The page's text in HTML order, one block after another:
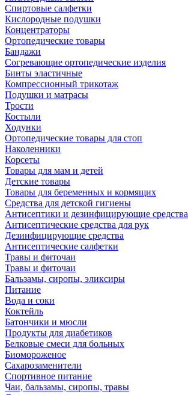
Спиртовые салфетки
Кислородные подушки
Концентраторы
Ортопедические товары
Бандажи
Согревающие ортопедические изделия
Бинты эластичные
Компрессионный трикотаж
Подушки и матрасы
Трости
Костыли
Ходунки
Ортопедические товары для стоп
Наколенники
Корсеты
Товары для мам и детей
Детские товары
Товары для беременных и кормящих
Средства для детской гигиены
Антисептики и дезинфицирующие средства
Антисептические средства для рук
Дезинфицирующие средства
Антисептические салфетки
Травы и фиточаи
Травы и фиточаи
Бальзамы, сиропы, эликсиры
Питание
Вода и соки
Коктейль
Батончики и мюсли
Продукты для диабетиков
Белковые смеси для больных
Биомороженое
Сахарозаменители
Спортивное питание
Чаи, бальзамы, сиропы, травы